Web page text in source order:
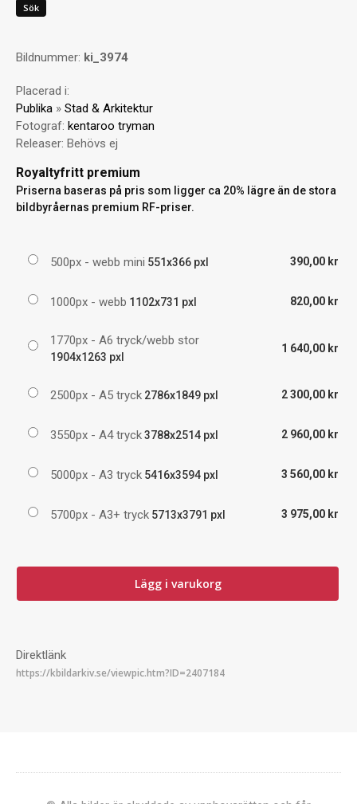
Bildnummer: ki_3974
Placerad i:
Publika » Stad & Arkitektur
Fotograf: kentaroo tryman
Releaser: Behövs ej
Royaltyfritt premium
Priserna baseras på pris som ligger ca 20% lägre än de stora
bildbyråernas premium RF-priser.
500px - webb mini 551x366 pxl 390,00 kr
1000px - webb 1102x731 pxl 820,00 kr
1770px - A6 tryck/webb stor
1904x1263 pxl
1 640,00 kr
2500px - A5 tryck 2786x1849 pxl 2 300,00 kr
3550px - A4 tryck3788x2514 pxl 2 960,00 kr
5000px - A3 tryck 5416x3594 pxl 3 560,00 kr
5700px - A3+ tryck 5713x3791 pxl 3 975,00 kr
Lägg i varukorg
Direktlänk